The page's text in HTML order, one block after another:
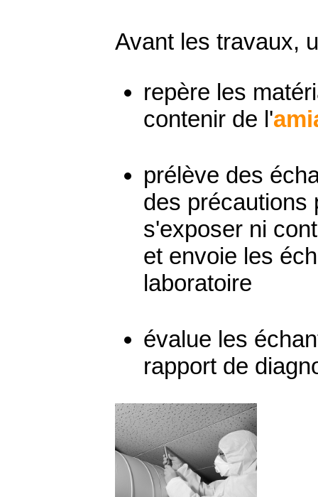
Avant les travaux,
repère les
contenir de l'
prélève des
des précautions
s'exposer ni
et envoie les
laboratoire
évalue les
rapport de